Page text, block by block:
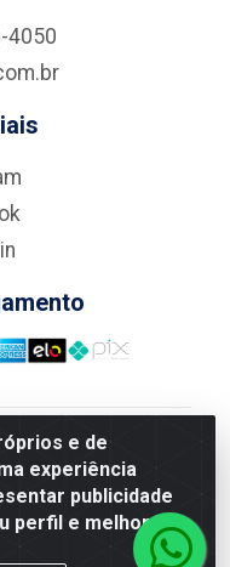
e de
experiência
publicidade
perfil e melhorar a
4050
de Construção LTDA
Penha, Rio de
11.003.135/0001-